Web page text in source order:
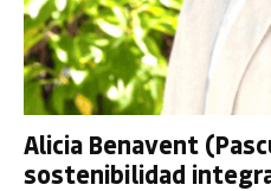
Alicia Benavent
sostenibilidad